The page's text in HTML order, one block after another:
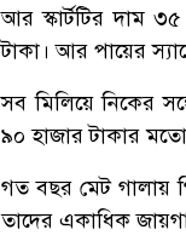
আর স্কার্টটির দাম
টাকা। আর পায়ের
সব মিলিয়ে নিকের
৯০ হাজার টাকার
গত বছর মেট গালায়
তাদের একাধিক